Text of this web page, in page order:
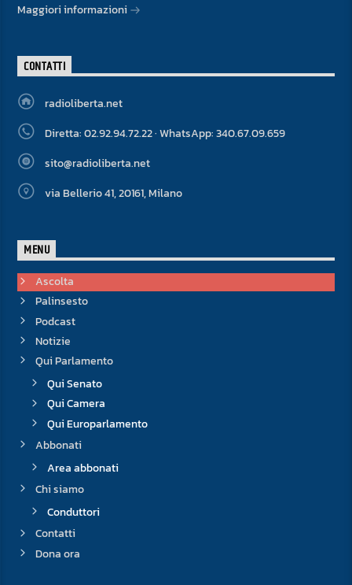
Maggiori informazioni
CONTATTI
radioliberta.net
Diretta: 02.92.94.72.22 · WhatsApp: 340.67.09.659
sito@radioliberta.net
via Bellerio 41, 20161, Milano
MENU
Ascolta
Palinsesto
Podcast
Notizie
Qui Parlamento
Qui Senato
Qui Camera
Qui Europarlamento
Abbonati
Area abbonati
Chi siamo
Conduttori
Contatti
Dona ora